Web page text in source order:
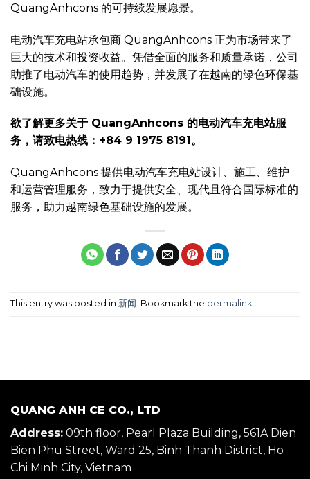
QuangAnhcons 的可持续发展愿景。
电动汽车充电站承包商 QuangAnhcons 正为市场带来了
巨大的技术和投资收益。凭借全面的服务和质量承诺，公司
助推了电动汽车的使用趋势，并发展了在越南的绿色环保基
础设施。
欲了解更多关于 QuangAnhcons 的电动汽车充电站服
务，请致电热线：+84 9 1975 8191。
QuangAnhcons 提供电动汽车充电站设计、施工、维护
和运营管理服务，致力于提供安全、现代且符合国际标准的
服务，助力越南绿色基础设施的发展。
This entry was posted in 新闻. Bookmark the permalink.
QUANG ANH CE CO., LTD
Address: 09th floor, Pearl Plaza Building, 561A Dien
Bien Phu Street, Ward 25, Binh Thanh District, Ho
Chi Minh City, Vietnam